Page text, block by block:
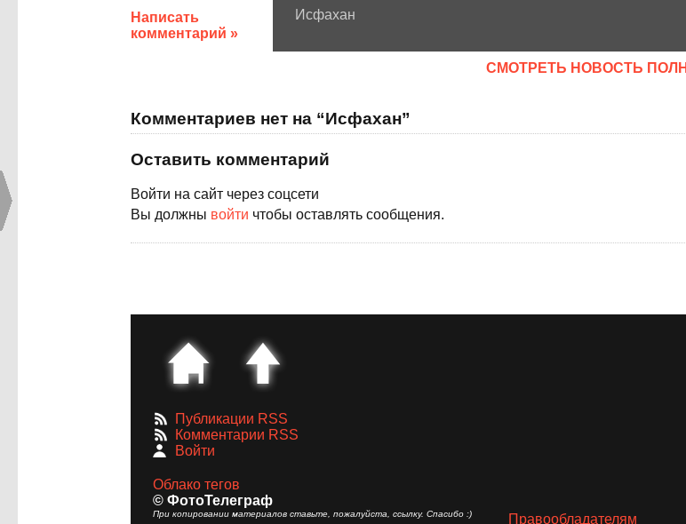
Написать
комментарий »
Исфахан
CМОТРЕТЬ НОВОСТЬ
Комментариев нет на “Исфахан”
Оставить комментарий
Войти на сайт через соцсети
Вы должны войти чтобы оставлять сообщения.
Публикации RSS
Комментарии RSS
Войти
Облако тегов
© ФотоТелеграф
При копировании материалов ставьте, пожалуйста, ссылку. Спасибо :) Правообладателям